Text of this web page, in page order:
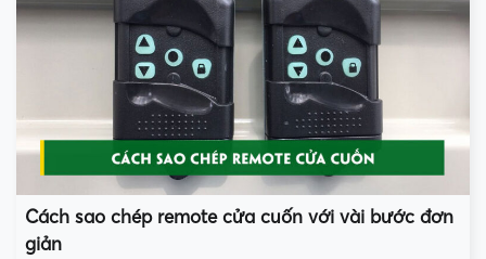
Cách sao chép remote cửa cuốn với vài bước đơn
giản